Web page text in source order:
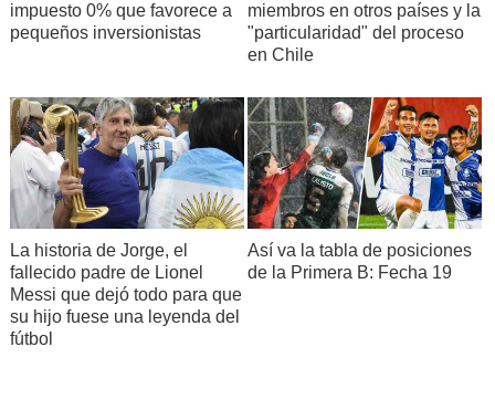
impuesto 0% que favorece a
pequeños inversionistas
miembros en otros países y la
"particularidad" del proceso
en Chile
La historia de Jorge, el
fallecido padre de Lionel
Messi que dejó todo para que
su hijo fuese una leyenda del
fútbol
Así va la tabla de posiciones
de la Primera B: Fecha 19